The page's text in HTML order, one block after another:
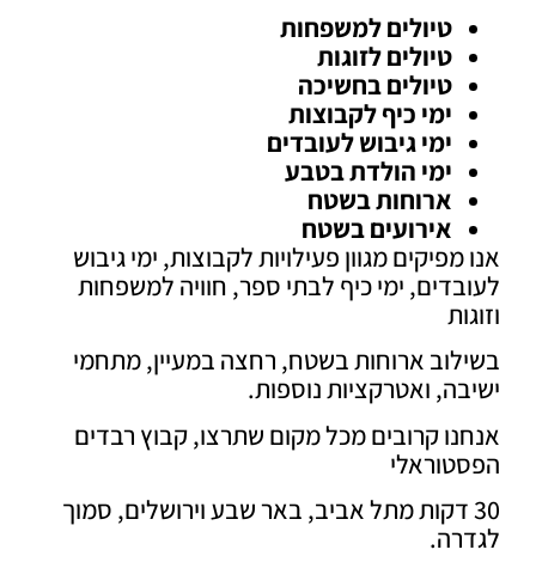
טיולים למשפחות
טיולים לזוגות
טיולים בחשיכה
ימי כיף לקבוצות
ימי גיבוש לעובדים
ימי הולדת בטבע
ארוחות בשטח
אירועים בשטח
מגוון פעילויות לקבוצות, ימי גיבוש
ימי כיף לבתי ספר, חוויה למשפחות
ארוחות בשטח, רחצה במעיין, מתחמי
ואטרקציות נוספות.
קרובים מכל מקום שתרצו, קבוץ רבדים
דקות מתל אביב, באר שבע וירושלים, סמוך